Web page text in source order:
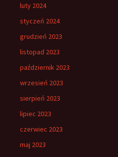
luty 2024
styczeń 2024
grudzień 2023
listopad 2023
październik 2023
wrzesień 2023
sierpień 2023
lipiec 2023
czerwiec 2023
maj 2023